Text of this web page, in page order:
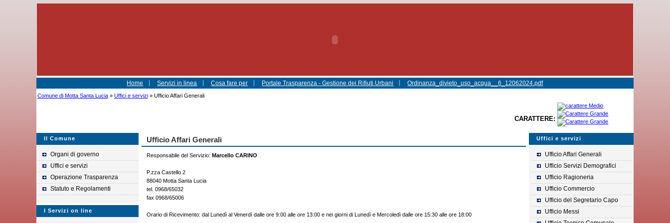
Home Servizi in linea Cosa fare per Portale Trasparenza - Gestione dei Rifiuti Urbani Ordinanza_divieto_uso_acqua__6_12062024.pdf
Comune di Motta Santa Lucia» Uffici e servizi» Ufficio Affari Generali
CARATTERE:
Il Comune
Organi di governo
Uffici e servizi
Operazione Trasparenza
Statuto e Regolamenti
I Servizi on line
Uffici e servizi
Ufficio Affari Generali
Ufficio Servizi Demografici
Ufficio Ragioneria
Ufficio Commercio
Ufficio del Segretario Capo
Ufficio Messi
Ufficio Affari Generali
Responsabile del Servizio: Marcello CARINO
P.zza Castello 2
88040 Motta Santa Lucia
tel. 0968/65032
fax 0968/65006
Orario di Ricevimento: dal Lunedì al Venerdì dalle ore 9:00 alle ore 13:00 e nei giorni di Lunedì e Mercoledì dalle ore 15:30 alle ore 18:00